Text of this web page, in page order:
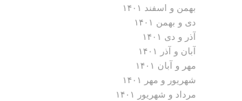
بهمن و اسفند ۱۴۰۱
دی و بهمن ۱۴۰۱
آذر و دی ۱۴۰۱
آبان و آذر ۱۴۰۱
مهر و آبان ۱۴۰۱
شهریور و مهر ۱۴۰۱
مرداد و شهریور ۱۴۰۱